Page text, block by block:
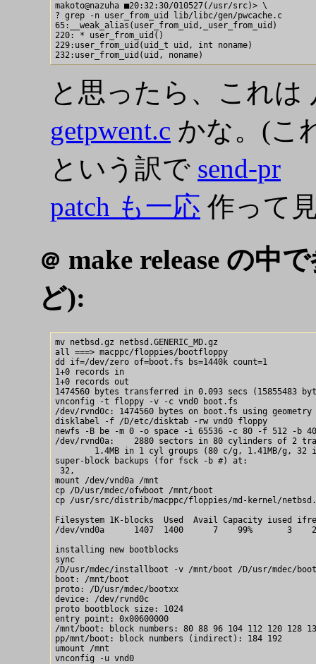
makoto@nazuha ■20:32:30/010527(/usr/src)> \
? grep -n user_from_uid lib/libc/gen/pwcache.c
65:__weak_alias(user_from_uid,_user_from_uid)
220: * user_from_uid()
229:user_from_uid(uid_t uid, int noname)
と思ったら、これは
getpwent.c かな。(こ
という訳で send-pr
patch も一応 作って
＠ make release の中
ど):
mv netbsd.gz netbsd.GENERIC_MD.gz
all ===> macppc/floppies/bootfloppy
dd if=/dev/zero of=boot.fs bs=1440k count=1
1+0 records in
1+0 records out
1474560 bytes transferred in 0.093 secs (15855483
vnconfig -t floppy -v -c vnd0 boot.fs
/dev/rvnd0c: 1474560 bytes on boot.fs using geometry
disklabel -f /D/etc/disktab -rw vnd0 floppy
newfs -B be -m 0 -o space -i 65536 -c 80 -f 512 -b
/dev/rvnd0a:    2880 sectors in 80 cylinders of 2
1.4MB in 1 cyl groups (80 c/g, 1.41MB/g, 32
super-block backups (for fsck -b #) at:
32,
mount /dev/vnd0a /mnt
cp /D/usr/mdec/ofwboot /mnt/boot
cp /usr/src/distrib/macppc/floppies/md-kernel/
Filesystem 1K-blocks  Used  Avail Capacity iused
/dev/vnd0a      1407  1400      7    99%       3
installing new bootblocks
sync
/D/usr/mdec/installboot -v /mnt/boot /D/usr/mdec/
boot: /mnt/boot
proto: /D/usr/mdec/bootxx
device: /dev/rvnd0c
proto bootblock size: 1024
entry point: 0x00600000
/mnt/boot: block numbers: 80 88 96 104 112 120 128
pp/mnt/boot: block numbers (indirect): 184 192
umount /mnt
vnconfig -u vnd0